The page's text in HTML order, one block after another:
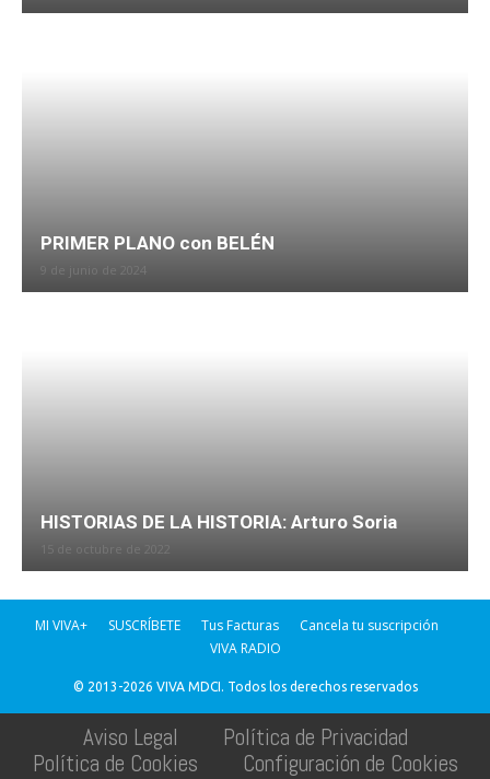
PRIMER PLANO con BELÉN
HISTORIAS DE LA HISTORIA: Arturo Soria
MI VIVA+ SUSCRÍBETE Tus Facturas
Cancela tu suscripción
VIVA RADIO
© 2013-2026 VIVA MDCI. Todos los derechos reservados
Aviso Legal
Política de Privacidad
Política de Cookies
Configuración de Cookies